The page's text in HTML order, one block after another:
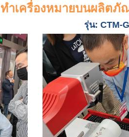
ทำเครื่องหมายบนผลิต
รุ่น: CTM-